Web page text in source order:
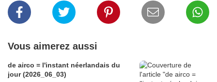
Vous aimerez aussi
de airco = l'instant néerlandais du
jour (2026_06_03)